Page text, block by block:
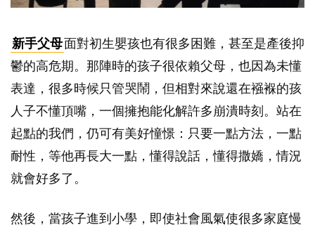
新手父母面對初生嬰孩也有很多困難，甚至是產後抑
鬱的高危期。那陣時的孩子很依賴父母，也因為未懂
表達，很多時候只管哭鬧，但相對來說還在襁褓的孩
人子不懂頂嘴，一個擁抱能化解許多崩潰時刻。站在
起點的我們，仍可有美好憧憬：只要一點方法，一點
耐性，等他再長大一點，懂得說話，懂得撒嬌，情況
就會好多了。
然後，當孩子進到小學，即使社會風氣使很多家庭慢